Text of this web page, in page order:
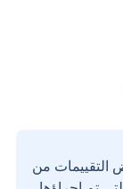
التقييمات من